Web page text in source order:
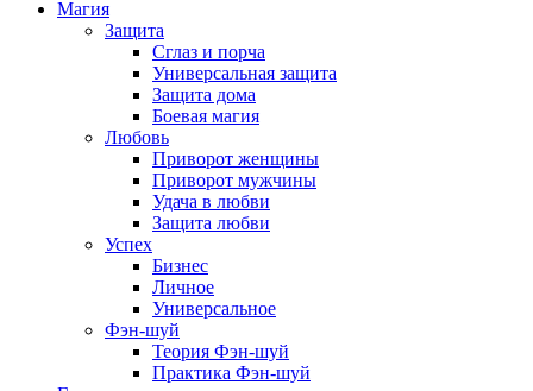
Магия
Защита
Сглаз и порча
Универсальная защита
Защита дома
Боевая магия
Любовь
Приворот женщины
Приворот мужчины
Удача в любви
Защита любви
Успех
Бизнес
Личное
Универсальное
Фэн-шуй
Теория Фэн-шуй
Практика Фэн-шуй